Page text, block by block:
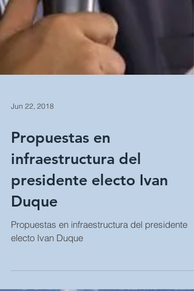
Jun 22, 2018
Propuestas en
infraestructura del
Duque